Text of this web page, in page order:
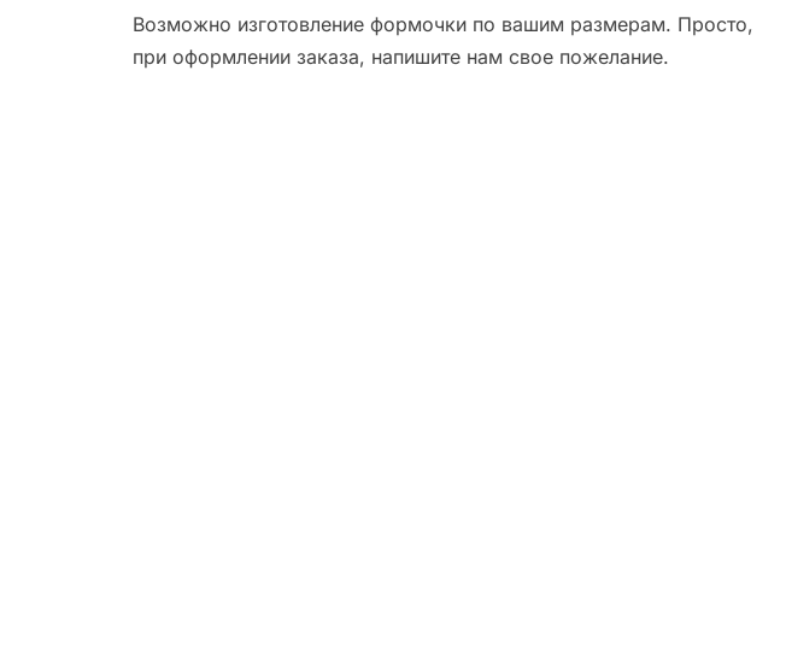
Возможно изготовление формочки по вашим размерам. Просто,
при оформлении заказа, напишите нам свое пожелание.